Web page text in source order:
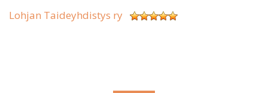
Lohjan Taideyhdistys ry